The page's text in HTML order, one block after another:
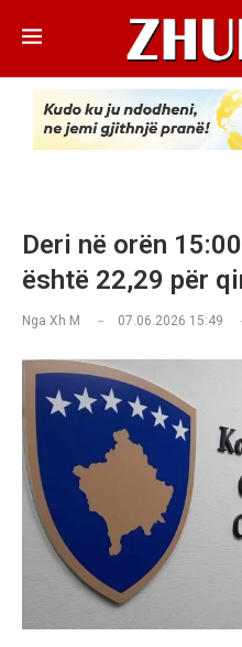
Deri në orën
është 22,29 për
Nga Xh M 07.06.2026 15:49